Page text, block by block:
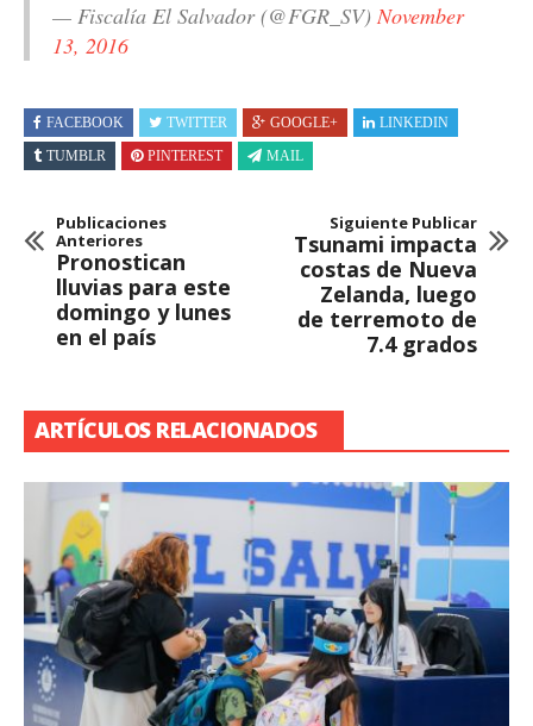
— Fiscalía El Salvador (@FGR_SV)November
13, 2016
FACEBOOK TWITTER GOOGLE+
LINKEDIN
TUMBLR
PINTEREST MAIL
Publicaciones
Anteriores
Pronostican
lluvias para este
domingo y lunes
en el país
Siguiente Publicar
Tsunami impacta
costas de Nueva
Zelanda, luego
de terremoto de
7.4 grados
ARTÍCULOS RELACIONADOS